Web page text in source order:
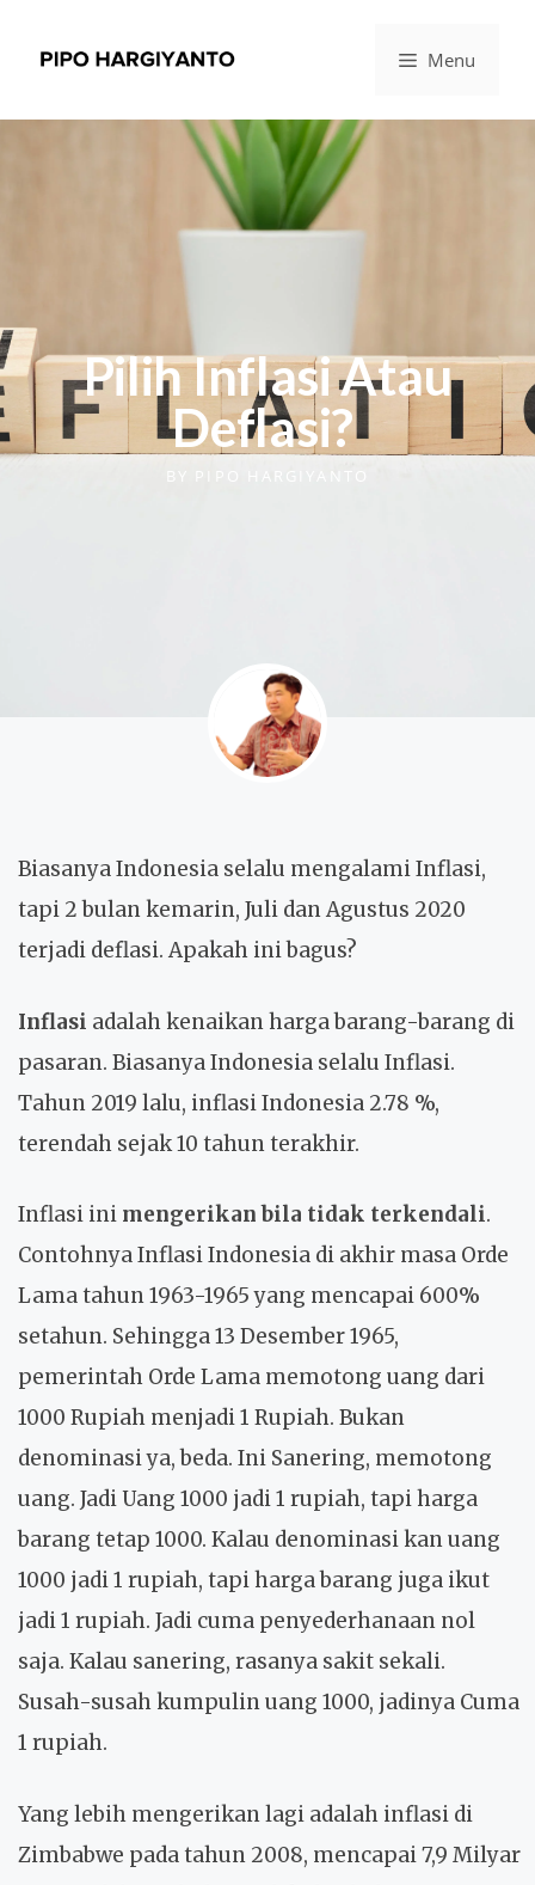
Menu
Pilih Inflasi Atau
Deflasi?
PIPO HARGIYANTO
Biasanya Indonesia selalu mengalami Inflasi,
tapi 2 bulan kemarin, Juli dan Agustus 2020
terjadi deflasi. Apakah ini bagus?
Inflasi adalah kenaikan harga barang-barang di
pasaran. Biasanya Indonesia selalu Inflasi.
Tahun 2019 lalu, inflasi Indonesia 2.78 %,
terendah sejak 10 tahun terakhir.
Inflasi ini mengerikan bila tidak terkendali.
Contohnya Inflasi Indonesia di akhir masa Orde
Lama tahun 1963-1965 yang mencapai 600%
setahun. Sehingga 13 Desember 1965,
pemerintah Orde Lama memotong uang dari
1000 Rupiah menjadi 1 Rupiah. Bukan
denominasi ya, beda. Ini Sanering, memotong
uang. Jadi Uang 1000 jadi 1 rupiah, tapi harga
barang tetap 1000. Kalau denominasi kan uang
1000 jadi 1 rupiah, tapi harga barang juga ikut
jadi 1 rupiah. Jadi cuma penyederhanaan nol
saja. Kalau sanering, rasanya sakit sekali.
Susah-susah kumpulin uang 1000, jadinya Cuma
1 rupiah.
Yang lebih mengerikan lagi adalah inflasi di
Zimbabwe pada tahun 2008, mencapai 7,9 Milyar